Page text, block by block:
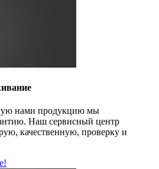
нами продукцию мы
Наш сервисный центр
качественную, проверку и